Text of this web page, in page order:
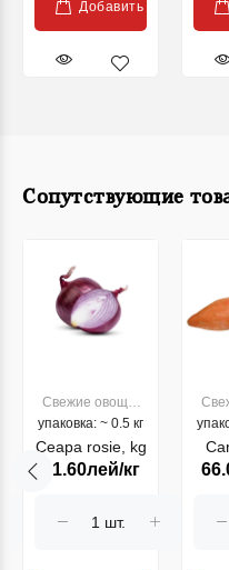
Добавить
Сопутствующие
Свежие овощи,
фрукты
упаковка: ~ 0.5 кг
Ceapa rosie, kg
21.60лей/кг